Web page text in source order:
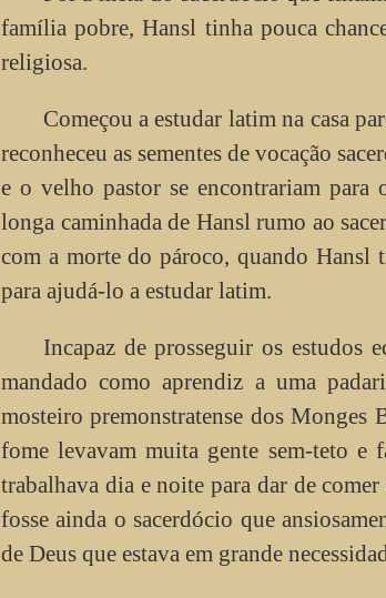
família pobre, Hansl tinha pouca
religiosa.
Começou a estudar latim na casa
reconheceu as sementes de vocação
e o velho pastor se encontrariam
longa caminhada de Hansl rumo ao
com a morte do pároco, quando Hansl
para ajudá-lo a estudar latim.
Incapaz de prosseguir os estudos
mandado como aprendiz a uma
mosteiro premonstratense dos Monges
fome levavam muita gente sem-teto e
trabalhava dia e noite para dar de
fosse ainda o sacerdócio que
de Deus que estava em grande